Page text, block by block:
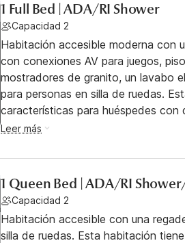
1 Full Bed | ADA/RI Shower
Capacidad 2
Habitación accesible moderna con
con conexiones AV para juegos,
mostradores de granito, un lavabo
para personas en silla de ruedas.
características para huéspedes con
Leer más
1 Queen Bed | ADA/RI
Capacidad 2
Habitación accesible con una
silla de ruedas. Esta habitación